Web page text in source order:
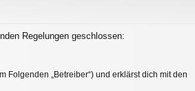
Regelungen geschlossen:
Folgenden „Betreiber“) und erklärst dich mit den